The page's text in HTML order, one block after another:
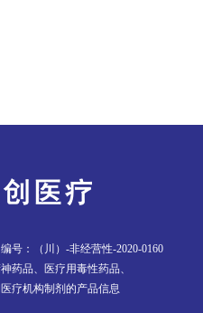
号：（川）-非经营性-2020-0160
药品、医疗用毒性药品、
疗机构制剂的产品信息